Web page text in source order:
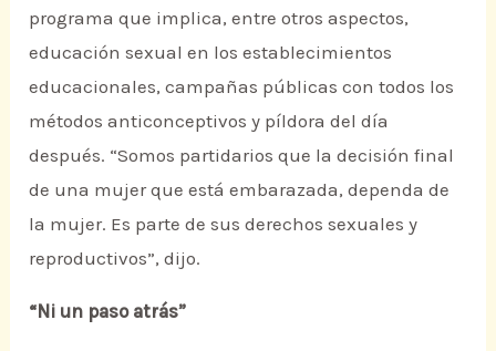
programa que implica, entre otros aspectos,
educación sexual en los establecimientos
educacionales, campañas públicas con todos los
métodos anticonceptivos y píldora del día
después. “Somos partidarios que la decisión final
de una mujer que está embarazada, dependa de
la mujer. Es parte de sus derechos sexuales y
reproductivos”, dijo.
“Ni un paso atrás”